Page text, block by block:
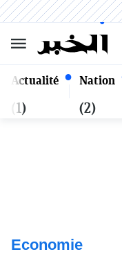
Actualité
(1)
Nation
(2)
Lundi 26 Safar 1448 - 10
Août 2026
Economie